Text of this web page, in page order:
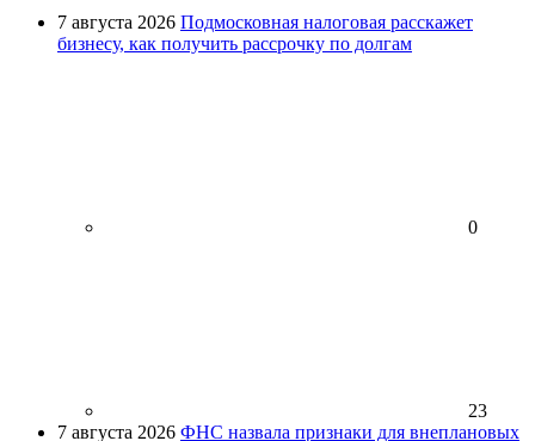
7 августа 2026 Подмосковная налоговая расскажет
бизнесу, как получить рассрочку по долгам
0
23
7 августа 2026 ФНС назвала признаки для внеплановых